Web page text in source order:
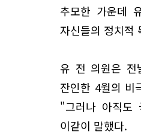
추모한 가운데
자신들의 정치적
유 전 의원은 전
잔인한 4월의 비
"그러나 아직도
이같이 말했다.